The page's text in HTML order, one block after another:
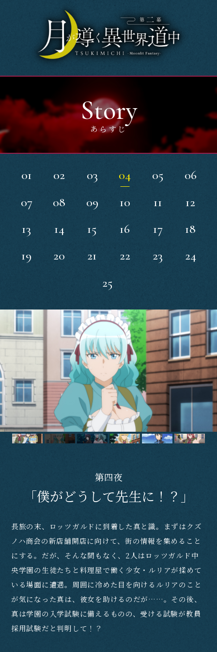
Home
News
Story
Introduction
Character
Music
Staff&Cast
Blu-ray
Official SNS
Story
あらすじ
01 02 03 04 05
06
07
08 09 10 11
12
13
14 15 16 17
18
19
20 21 22 23
24
25
第四夜
「僕がどうして先生に！？」
長旅の末、ロッツガルドに到着した真と識。まずはクズ
ノハ商会の新店舗開店に向けて、街の情報を集めること
にする。だが、そんな間もなく、2人はロッツガルド中
央学園の生徒たちと料理屋で働く少女・ルリアが揉めて
いる場面に遭遇。周囲に冷めた目を向けるルリアのこと
が気になった真は、彼女を助けるのだが……。その後、
真は学園の入学試験に備えるものの、受ける試験が教員
採用試験だと判明して！？